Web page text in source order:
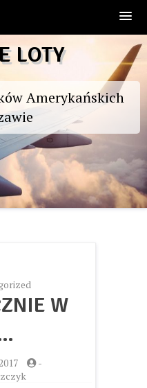
LOTY
Amerykańskich
W
-